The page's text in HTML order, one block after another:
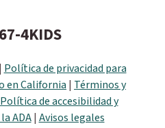
4KIDS
| Política de privacidad para
en California | Términos y
Política de accesibilidad y
ADA| Avisos legales